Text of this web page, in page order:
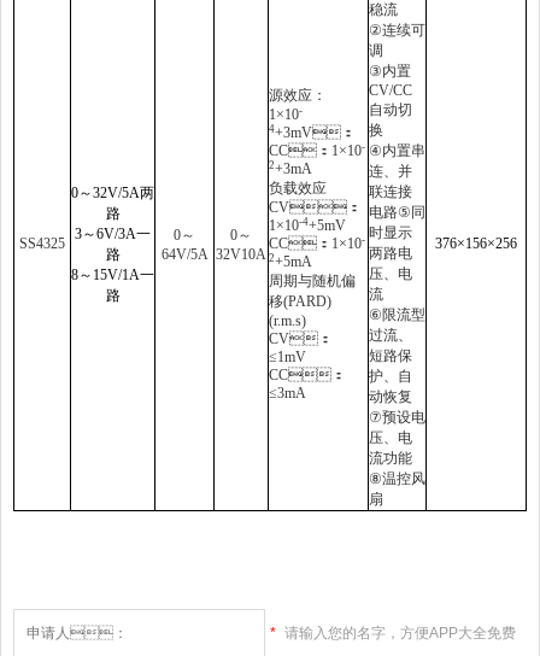
SS4325
0～32V/5A两
路
3～6V/3A一
路
8～ 15V/1A一
路
0～
64V/5A
0～
32V10A
源效应：
1×10-
4+3mV：
CC： 1×10-
2+3mA
负载效应
CV：
1×10-4+5mV
CC： 1×10-
2+5mA
周期与随机偏
移(PARD)
(r.m.s)
CV：
≤1mV
CC：
≤3mA
稳流
②连续可
调
③内置
CV/CC
自动切
换
④内置串
连、并
联连接
电路⑤ 同
时显示
两路电
压、电
流
⑥限流型
过流、
短路保
护、自
动恢复
⑦预设电
压、电
流功能
⑧温控风
扇
376×156×256
* 请输入您的名字，方便APP大全免费